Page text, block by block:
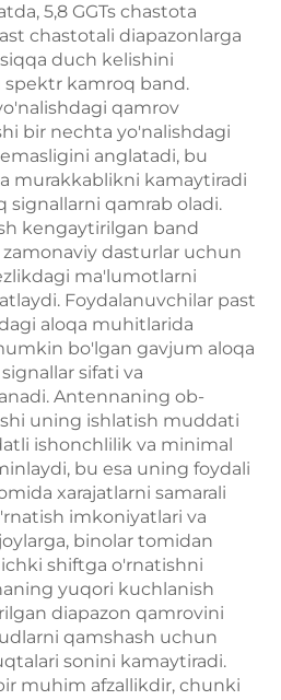
5,8 GGTs chastota
chastotali diapazonlarga
duch kelishini
kamroq band.
qamrov
bir nechta yo'nalishdagi
anglatadi, bu
murakkablikni kamaytiradi
signallarni qamrab oladi.
kengaytirilgan band
dasturlar uchun
ma'lumotlarni
Foydalanuvchilar past
aloqa muhitlarida
bo'lgan gavjum aloqa
sifati va
Antennaning ob-
uning ishlatish muddati
ishonchlilik va minimal
bu esa uning foydali
xarajatlarni samarali
imkoniyatlari va
binolar tomidan
shiftga o'rnatishni
yuqori kuchlanish
diapazon qamrovini
qamshash uchun
sonini kamaytiradi.
muhim afzallikdir, chunki